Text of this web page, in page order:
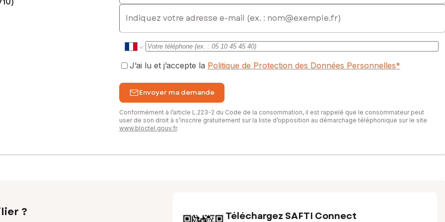
de 12m2)
et coin pour le
E-mail
J’ai lu et j’accepte la Politique de Protection des Données Personnelles*
Envoyer ma demande
Conformément à l’article L.223-2 du Code de la consommation, il est rappelé que le consommateur peut
user de son droit à s’inscrire gratuitement sur la liste d’opposition au démarchage téléphonique sur le site
www.bloctel.gouv.fr.
? Téléchargez SAFTI Connect